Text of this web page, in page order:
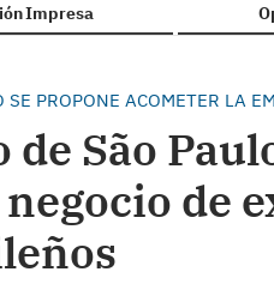
Impresa
PROPONE ACOMETER LA
São
de